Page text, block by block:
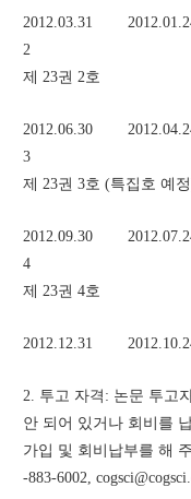
2012.03.31
제 23권 2호
2012.06.30
제 23권 3호 (특집호 예
2012.09.30
제 23권 4호
2012.12.31
2. 투고 자격: 논문 투고
안 되어 있거나 회비를
가입 및 회비납부를 해 주시기 바랍	니다(인
-883-6002,